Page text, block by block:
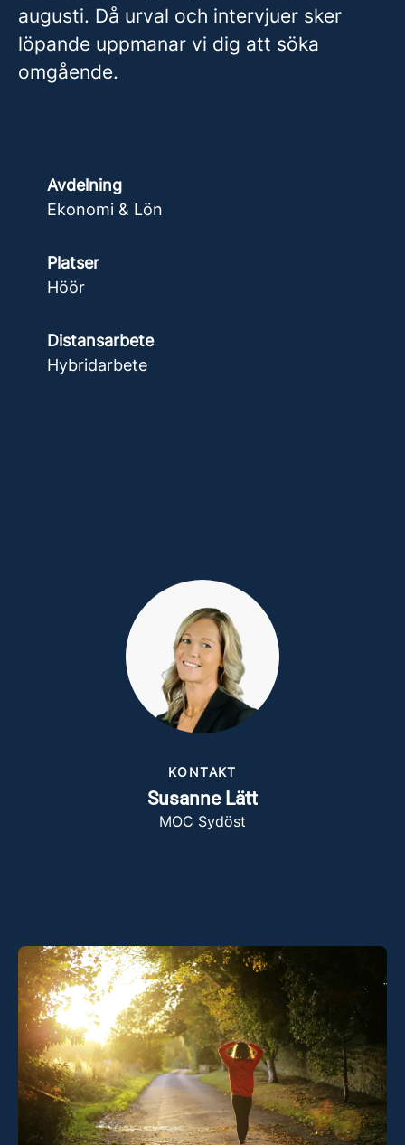
augusti. Då urval och intervjuer sker
löpande uppmanar vi dig att söka
omgående.
Avdelning
Ekonomi & Lön
Platser
Höör
Distansarbete
Hybridarbete
KONTAKT
Susanne Lätt
MOC Sydöst